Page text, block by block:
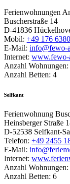
Ferienwohnungen
Buscherstraße 14
D-41836
Mobil: +49 176
E-Mail: info@fewo-
Internet: www.fewo-
Anzahl Wohnungen:
Anzahl Betten: 4
Selfkant
Ferienwohnung
Heinsberger Straße
D-52538 Selfkant-
Telefon: +49 2455
E-Mail:
Internet:
Anzahl Wohnungen:
Anzahl Betten: 6